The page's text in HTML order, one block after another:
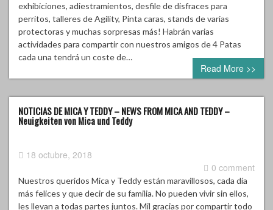
exhibiciones, adiestramientos, desfile de disfraces para
perritos, talleres de Agility, Pinta caras, stands de varias
protectoras y muchas sorpresas más! Habrán varias
actividades para compartir con nuestros amigos de 4 Patas
cada una tendrá un coste de…
Read More >>
NOTICIAS DE MICA Y TEDDY – NEWS FROM MICA AND TEDDY –
Neuigkeiten von Mica und Teddy
18 octubre, 2018
0 comment
Nuestros queridos Mica y Teddy están maravillosos, cada día
más felices y que decir de su familia. No pueden vivir sin ellos,
les llevan a todas partes juntos. Mil gracias por compartir todo